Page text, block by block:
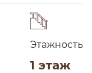
Этажность
1 этаж